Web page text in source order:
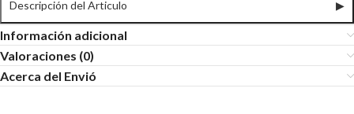
Descripción del Articulo ▶
Información adicional
Valoraciones (0)
Acerca del Envió